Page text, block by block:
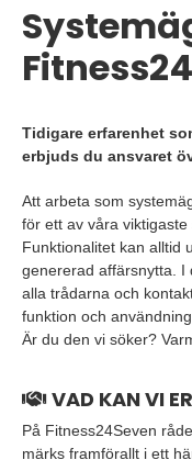
Tidigare erfarenhet
erbjuds du ansvaret
Att arbeta som
för ett av våra
Funktionalitet kan alltid
genererad affärsnytta. I
alla trådarna och
funktion och användning.
Är du den vi söker?
VAD KAN VI
På Fitness24Seven
märks framförallt i ett